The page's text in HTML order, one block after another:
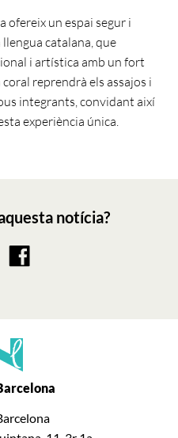
ofereix un espai segur i
catalana, que
i artística amb un fort
reprendrà els assajos i
integrants, convidant així
experiència única.
notícia?